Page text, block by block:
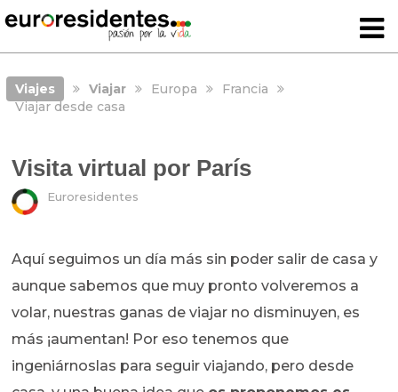
Viajes Viajar Europa
Francia
Viajar desde casa
Visita virtual por París
Euroresidentes
Aquí seguimos un día más sin poder salir de casa y
aunque sabemos que muy pronto volveremos a
volar, nuestras ganas de viajar no disminuyen, es
más ¡aumentan! Por eso tenemos que
ingeniárnoslas para seguir viajando, pero desde